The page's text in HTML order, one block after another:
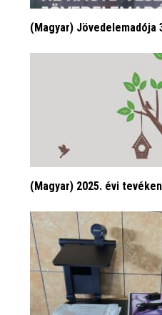
(Magyar) Jövedelemadója
(Magyar) 2025. évi